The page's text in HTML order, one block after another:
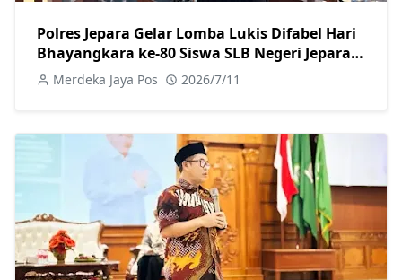
Polres Jepara Gelar Lomba Lukis Difabel Hari
Bhayangkara ke-80 Siswa SLB Negeri Jepara
Tampilkan Kreativitas Terbaik
Merdeka Jaya Pos 2026/7/11